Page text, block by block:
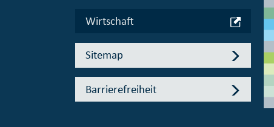
Wirtschaft
Sitemap
Barrierefreiheit